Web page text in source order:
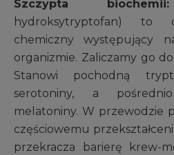
Szczypta
hydroksytryptofan) to
chemiczny występujący
organizmie. Zaliczamy go
Stanowi pochodną
serotoniny, a
melatoniny. W przewodzie
częściowemu
przekracza barierę krew-